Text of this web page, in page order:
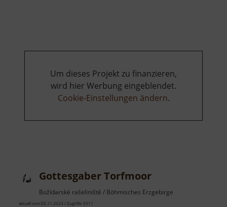
Um dieses Projekt zu finanzieren,
wird hier Werbung eingeblendet.
Cookie-Einstellungen ändern.
Gottesgaber Torfmoor
Božídarské rašeliniště / Böhmisches Erzgebirge
aktuell vom 05.11.2023 / Zugriffe: 5511